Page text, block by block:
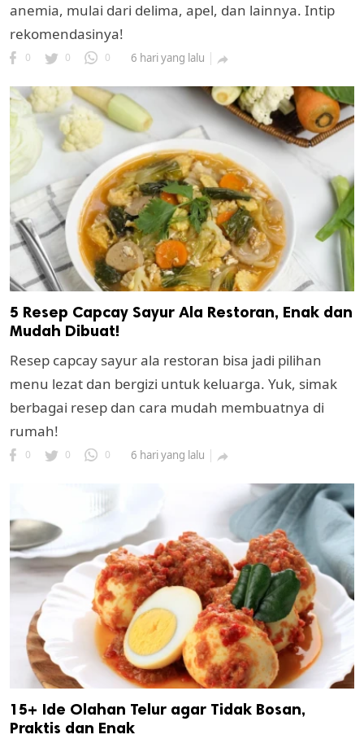
anemia, mulai dari delima, apel, dan lainnya. Intip
rekomendasinya!
0 0 0 6 hari yang lalu 
5 Resep Capcay Sayur Ala Restoran, Enak dan
Mudah Dibuat!
Resep capcay sayur ala restoran bisa jadi pilihan
menu lezat dan bergizi untuk keluarga. Yuk, simak
berbagai resep dan cara mudah membuatnya di
rumah!
0 0 0 6 hari yang lalu 
15+ Ide Olahan Telur agar Tidak Bosan,
Praktis dan Enak